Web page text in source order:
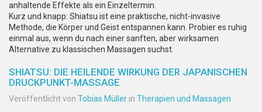
anhaltende Effekte als ein Einzeltermin.
Kurz und knapp: Shiatsu ist eine praktische, nicht-invasive
Methode, die Körper und Geist entspannen kann. Probier es ruhig
einmal aus, wenn du nach einer sanften, aber wirksamen
Alternative zu klassischen Massagen suchst.
SHIATSU: DIE HEILENDE WIRKUNG DER JAPANISCHEN
DRUCKPUNKT-MASSAGE
Veröffentlicht von Tobias Müller in Therapien und Massagen